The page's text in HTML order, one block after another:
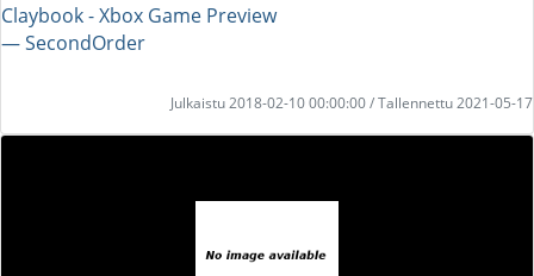
Claybook - Xbox Game Preview
― SecondOrder
Julkaistu 2018-02-10 00:00:00 / Tallennettu 2021-05-17